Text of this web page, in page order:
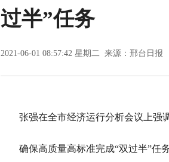
过半”任务
2021-06-01 08:57:42 星期二 来源：邢台日报
张强在全市经济运行分析会议上强
确保高质量高标准完成“双过半”任